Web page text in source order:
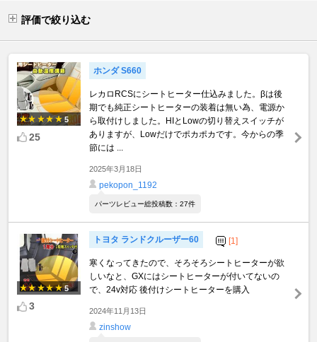
評価で絞り込む
5
25
ホンダ S660
レカロRCSにシートヒーター仕込みました。βは後
期でも純正シートヒーターの装着は無い為、電源か
ら取付けしました。HIとLowの切り替えスイッチが
ありますが、Lowだけでポカポカです。今からの季
節には ...
2025年3月18日
pekopon_1192
パーツレビュー総投稿数：27件
5
3
トヨタ ランドクルーザー60 [1]
寒くなってきたので、そろそろシートヒーターが欲
しいなと、GXにはシートヒーターが付いてないの
で、24v対応 後付けシートヒーターを購入
2024年11月13日
zinshow